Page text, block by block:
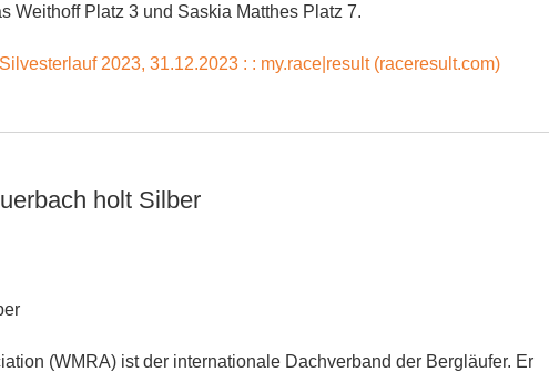
Weithoff Platz 3 und Saskia Matthes Platz 7.
2023, 31.12.2023 : : my.race|result (raceresult.com)
holt Silber
(WMRA) ist der internationale Dachverband der Bergläufer. Er